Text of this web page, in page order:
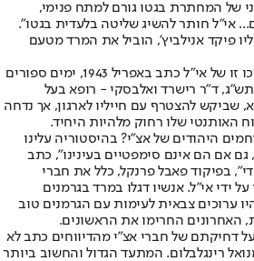
של המחתרת בגטו גורם למתח פנימי,
אי"ל חותר להשיג שליטה בלעדית בגטו".
פיקד אנילביץ', הוביל את המרד מטעם
את העדות המצמררת על דרכו זו של אי"ל כתב באפריל 1943, ימים ספורים
ד"ר רישרד ואלבסקי - רופא בעל
שביקש להצטרף עם חייליו לארגון, אך נדחה
האותנטי שלו רחוק מלהיות היחיד.
היהודים של אצ"י? בהיסטוריה עלינו
אם הם אינם סימפטיים בעינינו", כתב
בפיקוד פאבל פרנקל, כלל את חברי
ידי אי"ל. אנשיו דגלו במרד בגרמנים
ערוכים צבאית לעימות עם הגרמנים טוב
האחרונים החרימו את הראשונים.
דחיקתם של חברי אצ"י מהדיווחים כתב לא
רינגלבלום. המתעד הגדול והחשוב ביותר